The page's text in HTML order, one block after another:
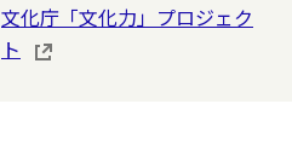
文化庁「文化力」プロジェク
ト